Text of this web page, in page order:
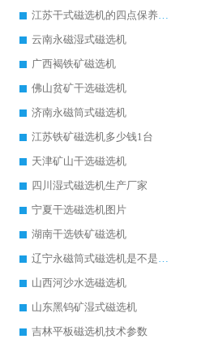
江苏干式磁选机的四点保养秘籍
云南永磁湿式磁选机
广西褐铁矿磁选机
佛山贫矿干选磁选机
济南永磁筒式磁选机
江苏铁矿磁选机多少钱1台
天津矿山干选磁选机
四川湿式磁选机生产厂家
宁夏干选磁选机图片
湖南干选铁矿磁选机
辽宁永磁筒式磁选机是不是强磁
山西河沙水选磁选机
山东黑钨矿湿式磁选机
吉林平板磁选机技术参数